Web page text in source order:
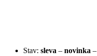
Stav: sleva – novinka –